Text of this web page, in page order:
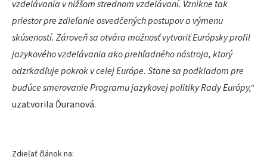
vzdelávania v nižšom strednom vzdelávaní. Vznikne tak
priestor pre zdieľanie osvedčených postupov a výmenu
skúseností. Zároveň sa otvára možnosť vytvoriť Európsky profil
jazykového vzdelávania ako prehľadného nástroja, ktorý
odzrkadľuje pokrok v celej Európe. Stane sa podkladom pre
budúce smerovanie Programu jazykovej politiky Rady Európy,“
uzatvorila Ďuranová.
Zdieľať článok na: